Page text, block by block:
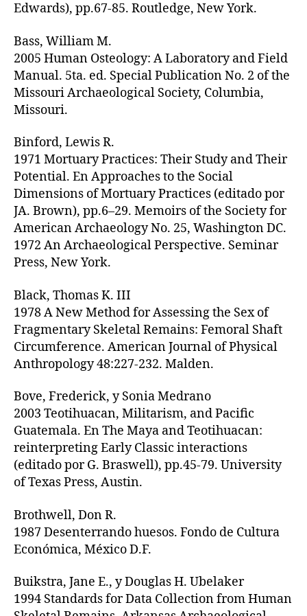
Edwards), pp.67-85. Routledge, New York.
Bass, William M.
2005 Human Osteology: A Laboratory and Field
Manual. 5ta. ed. Special Publication No. 2 of the
Missouri Archaeological Society, Columbia,
Missouri.
Binford, Lewis R.
1971 Mortuary Practices: Their Study and Their
Potential. En Approaches to the Social
Dimensions of Mortuary Practices (editado por
JA. Brown), pp.6–29. Memoirs of the Society for
American Archaeology No. 25, Washington DC.
1972 An Archaeological Perspective. Seminar
Press, New York.
Black, Thomas K. III
1978 A New Method for Assessing the Sex of
Fragmentary Skeletal Remains: Femoral Shaft
Circumference. American Journal of Physical
Anthropology 48:227-232. Malden.
Bove, Frederick, y Sonia Medrano
2003 Teotihuacan, Militarism, and Pacific
Guatemala. En The Maya and Teotihuacan:
reinterpreting Early Classic interactions
(editado por G. Braswell), pp.45-79. University
of Texas Press, Austin.
Brothwell, Don R.
1987 Desenterrando huesos. Fondo de Cultura
Económica, México D.F.
Buikstra, Jane E., y Douglas H. Ubelaker
1994 Standards for Data Collection from Human